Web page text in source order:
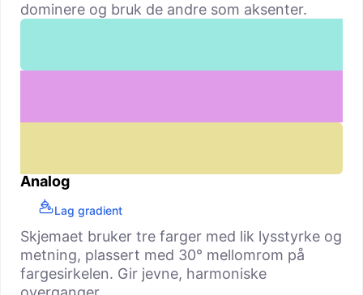
dominere og bruk de andre som aksenter.
Analog
Lag gradient
Skjemaet bruker tre farger med lik lysstyrke og
metning, plassert med 30° mellomrom på
fargesirkelen. Gir jevne, harmoniske